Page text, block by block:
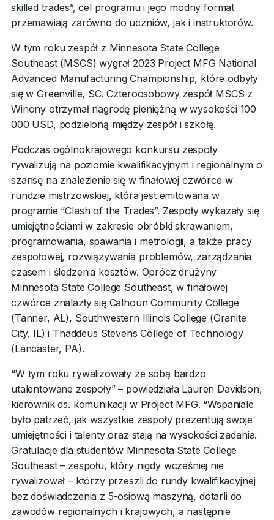
skilled trades”, cel programu i jego modny format
przemawiają zarówno do uczniów, jak i instruktorów.
W tym roku zespół z Minnesota State College
Southeast (MSCS) wygrał 2023 Project MFG National
Advanced Manufacturing Championship, które odbyły
się w Greenville, SC. Czteroosobowy zespół MSCS z
Winony otrzymał nagrodę pieniężną w wysokości 100
000 USD, podzieloną między zespół i szkołę.
Podczas ogólnokrajowego konkursu zespoły
rywalizują na poziomie kwalifikacyjnym i regionalnym o
szansę na znalezienie się w finałowej czwórce w
rundzie mistrzowskiej, która jest emitowana w
programie “Clash of the Trades”. Zespoły wykazały się
umiejętnościami w zakresie obróbki skrawaniem,
programowania, spawania i metrologii, a także pracy
zespołowej, rozwiązywania problemów, zarządzania
czasem i śledzenia kosztów. Oprócz drużyny
Minnesota State College Southeast, w finałowej
czwórce znalazły się Calhoun Community College
(Tanner, AL), Southwestern Illinois College (Granite
City, IL) i Thaddeus Stevens College of Technology
(Lancaster, PA).
“W tym roku rywalizowały ze sobą bardzo
utalentowane zespoły” – powiedziała Lauren Davidson,
kierownik ds. komunikacji w Project MFG. “Wspaniale
było patrzeć, jak wszystkie zespoły prezentują swoje
umiejętności i talenty oraz stają na wysokości zadania.
Gratulacje dla studentów Minnesota State College
Southeast – zespołu, który nigdy wcześniej nie
rywalizował – którzy przeszli do rundy kwalifikacyjnej
bez doświadczenia z 5-osiową maszyną, dotarli do
zawodów regionalnych i krajowych, a następnie